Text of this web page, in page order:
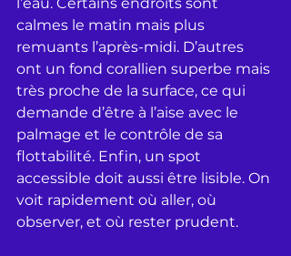
calmes le matin mais plus
remuants l’après-midi. D’autres
ont un fond corallien superbe mais
très proche de la surface, ce qui
demande d’être à l’aise avec le
palmage et le contrôle de sa
flottabilité. Enfin, un spot
accessible doit aussi être lisible. On
voit rapidement où aller, où
observer, et où rester prudent.